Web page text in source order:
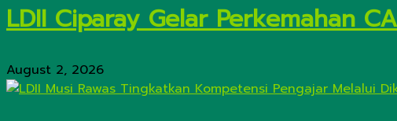
LDII Ciparay Gelar Perkemahan
August 2, 2026